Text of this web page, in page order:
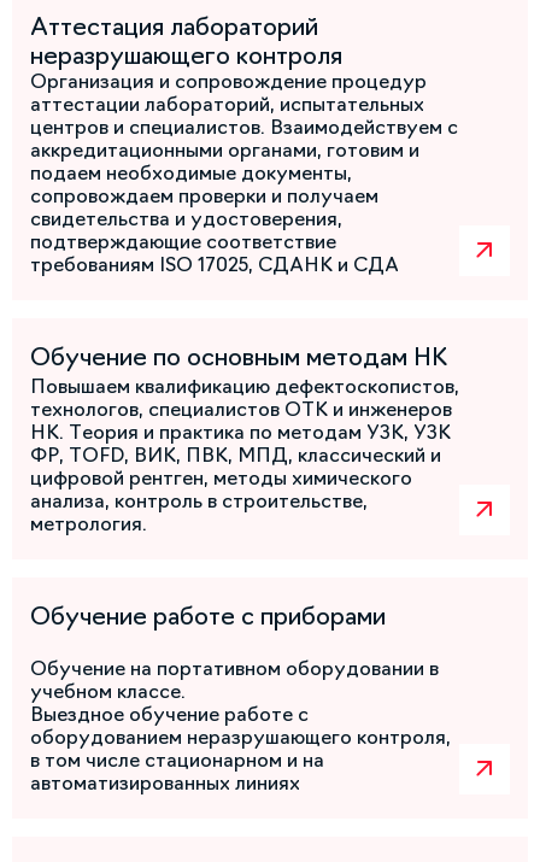
Аттестация лабораторий
неразрушающего контроля
Организация и сопровождение процедур
аттестации лабораторий, испытательных
центров и специалистов. Взаимодействуем с
аккредитационными органами, готовим и
подаем необходимые документы,
сопровождаем проверки и получаем
свидетельства и удостоверения,
подтверждающие соответствие
требованиям ISO 17025, СДАНК и СДА
Обучение по основным методам НК
Повышаем квалификацию дефектоскопистов,
технологов, специалистов ОТК и инженеров
НК. Теория и практика по методам УЗК, УЗК
ФР, TOFD, ВИК, ПВК, МПД, классический и
цифровой рентген, методы химического
анализа, контроль в строительстве,
метрология.
Обучение работе с приборами
Обучение на портативном оборудовании в
учебном классе.
Выездное обучение работе с
оборудованием неразрушающего контроля,
в том числе стационарном и на
автоматизированных линиях